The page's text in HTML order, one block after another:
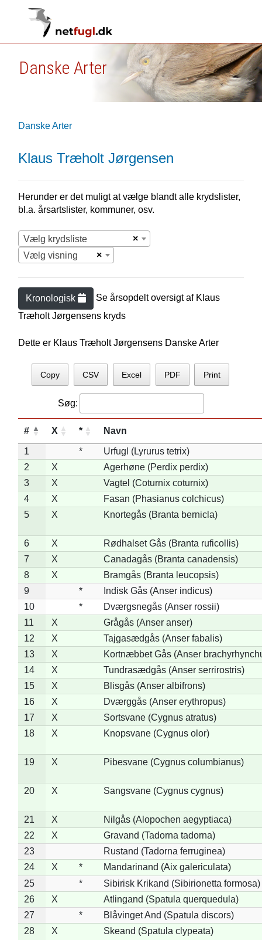
Danske Arter
Danske Arter
Klaus Træholt Jørgensen
Herunder er det muligt at vælge blandt alle krydslister,
bl.a. årsartslister, kommuner, osv.
×
Vælg krydsliste
×
Vælg visning
Kronologisk Se årsopdelt oversigt af Klaus
Træholt Jørgensens kryds
Dette er Klaus Træholt Jørgensens Danske Arter
Copy CSV Excel PDF Print
Søg:
# X * Navn
1 *
Urfugl (Lyrurus tetrix)
2
X
Agerhøne (Perdix perdix)
3
X
Vagtel (Coturnix coturnix)
4
X
Fasan (Phasianus colchicus)
5
X Knortegås (Branta bernicla)
6 X
Rødhalset Gås (Branta ruficollis)
7
X
Canadagås (Branta canadensis)
8
X
Bramgås (Branta leucopsis)
9
*
Indisk Gås (Anser indicus)
10
*
Dværgsnegås (Anser rossii)
11
X
Grågås (Anser anser)
12
X
Tajgasædgås (Anser fabalis)
13
X
Kortnæbbet Gås (Anser
14
X
Tundrasædgås (Anser serrirostris)
15
X
Blisgås (Anser albifrons)
16
X
Dværggås (Anser erythropus)
17
X
Sortsvane (Cygnus atratus)
18
X Knopsvane (Cygnus olor)
19 X Pibesvane (Cygnus columbianus)
20 X Sangsvane (Cygnus cygnus)
21 X
Nilgås (Alopochen aegyptiaca)
22
X
Gravand (Tadorna tadorna)
23
Rustand (Tadorna ferruginea)
24
X *
Mandarinand (Aix galericulata)
25
*
Sibirisk Krikand (Sibirionetta formosa)
26
X
Atlingand (Spatula querquedula)
27
*
Blåvinget And (Spatula discors)
28
X Skeand (Spatula clypeata)